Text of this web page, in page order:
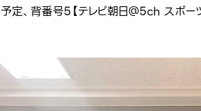
定、背番号5【テレビ朝日＠5ch スポー